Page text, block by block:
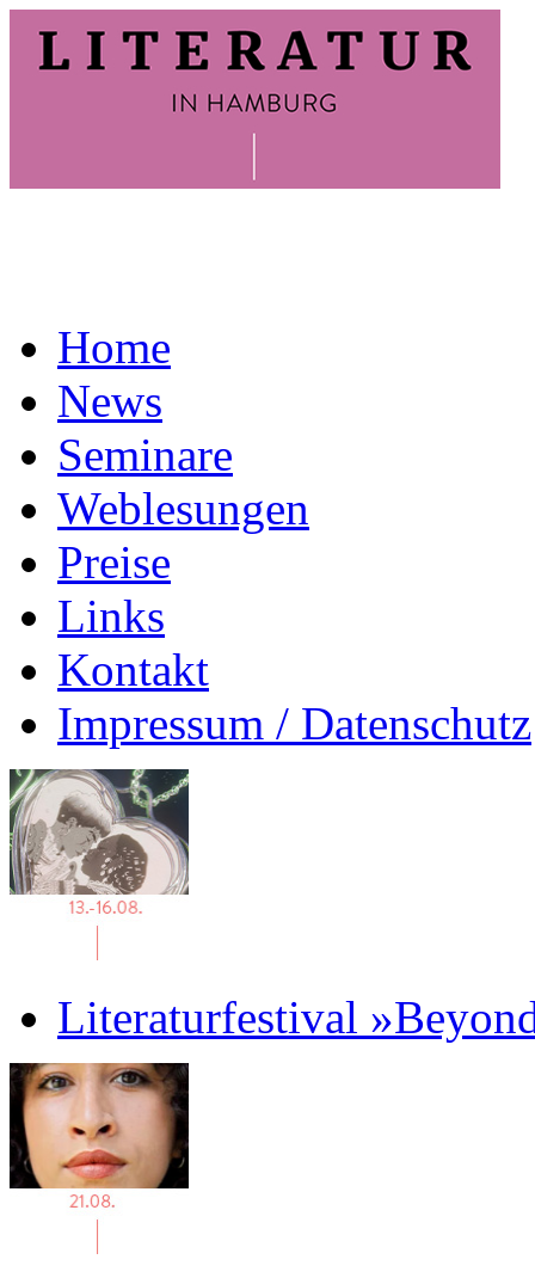
Home
News
Seminare
Weblesungen
Preise
Links
Kontakt
Impressum / Datenschutz
Literaturfestival